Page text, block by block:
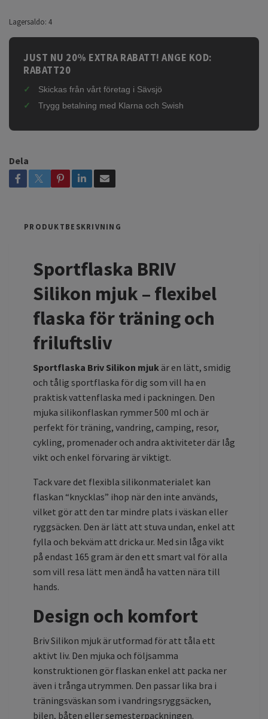
Lagersaldo: 4
JUST NU 20% EXTRA RABATT! ANGE KOD:
RABATT20
Skickas från vårt företag i Sävsjö
Trygg betalning med Klarna och Swish
Dela
PRODUKTBESKRIVNING
Sportflaska BRIV
Silikon mjuk – flexibel
flaska för träning och
friluftsliv
Sportflaska Briv Silikon mjuk är en lätt, smidig
och tålig sportflaska för dig som vill ha en
praktisk vattenflaska med i packningen. Den
mjuka silikonflaskan rymmer 500 ml och är
perfekt för träning, vandring, camping, resor,
cykling, promenader och andra aktiviteter där låg
vikt och enkel förvaring är viktigt.
Tack vare det flexibla silikonmaterialet kan
flaskan “knycklas” ihop när den inte används,
vilket gör att den tar mindre plats i väskan eller
ryggsäcken. Den är lätt att stuva undan, enkel att
fylla och bekväm att dricka ur. Med sin låga vikt
på endast 165 gram är den ett smart val för alla
som vill resa lätt men ändå ha vatten nära till
hands.
Design och komfort
Briv Silikon mjuk är utformad för att tåla ett
aktivt liv. Den mjuka och följsamma
konstruktionen gör flaskan enkel att packa ner
även i trånga utrymmen. Den passar lika bra i
träningsväskan som i vandringsryggsäcken,
bilen, båten eller semesterpackningen.